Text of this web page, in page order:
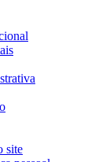
site